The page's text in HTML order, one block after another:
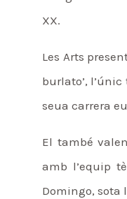
XX.
Les Arts
burlato’,
seua carrera
El també
amb l’equip
Domingo, sota